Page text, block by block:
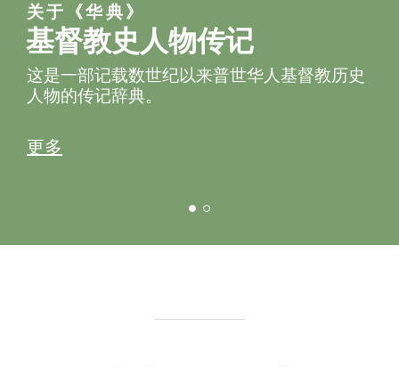
关于《华典》
基督教史人物传记
这是一部记载数世纪以来普世华人基督教历史
人物的传记辞典。
更多
0102